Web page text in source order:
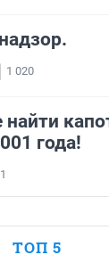
1 020
найти
года!
ТОП 5